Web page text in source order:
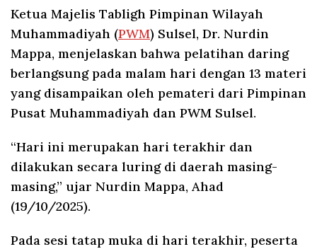
Ketua Majelis Tabligh Pimpinan Wilayah
Muhammadiyah (PWM) Sulsel, Dr. Nurdin
Mappa, menjelaskan bahwa pelatihan daring
berlangsung pada malam hari dengan 13 materi
yang disampaikan oleh pemateri dari Pimpinan
Pusat Muhammadiyah dan PWM Sulsel.
“Hari ini merupakan hari terakhir dan
dilakukan secara luring di daerah masing-
masing,” ujar Nurdin Mappa, Ahad
(19/10/2025).
Pada sesi tatap muka di hari terakhir, peserta